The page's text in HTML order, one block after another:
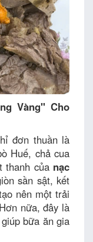
Vàng" Cho
đơn thuần là
Huế, chả cua
thanh của nạc
sần sật, kết
nên một trải
nữa, đây là
bữa ăn gia